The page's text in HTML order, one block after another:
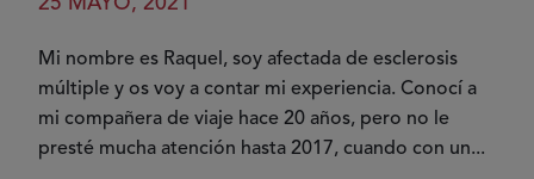
tu
vida
25 MAYO, 2021
Mi nombre es Raquel, soy afectada de esclerosis
múltiple y os voy a contar mi experiencia. Conocí a
mi compañera de viaje hace 20 años, pero no le
presté mucha atención hasta 2017, cuando con un...